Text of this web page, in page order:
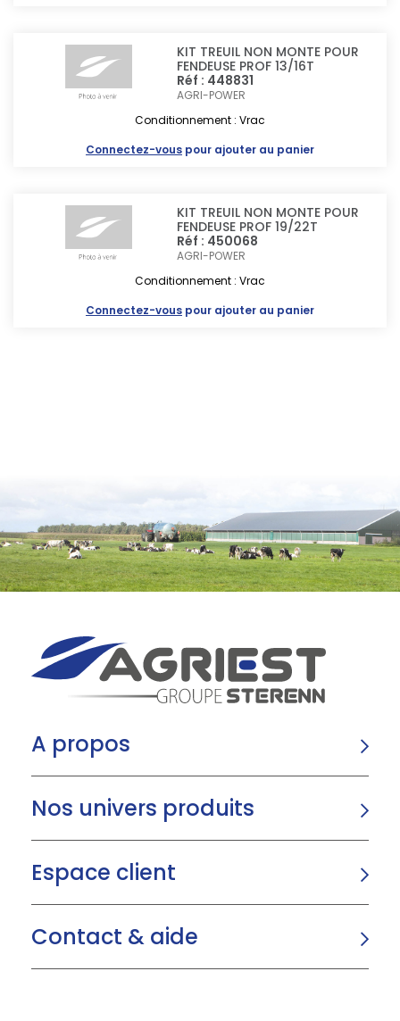
KIT TREUIL NON MONTE POUR
FENDEUSE PROF 13/16T
Réf : 448831
AGRI-POWER
Conditionnement : Vrac
Connectez-vous pour ajouter au panier
KIT TREUIL NON MONTE POUR
FENDEUSE PROF 19/22T
Réf : 450068
AGRI-POWER
Conditionnement : Vrac
Connectez-vous pour ajouter au panier
A propos
Nos univers produits
Espace client
Contact & aide